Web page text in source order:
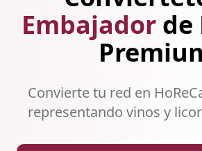
Embajador de
Convierte tu red en
representando vinos y